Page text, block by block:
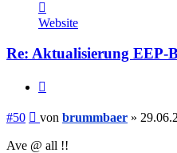
von
brummbaer
Website
Re: Aktualisierung EEP-
#50 Beitrag
von brummbaer »
Ave @ all !!